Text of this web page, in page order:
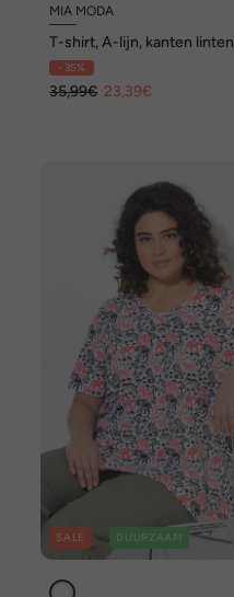
MIA MODA
T-shirt, A-lijn, kanten linten
- 35%
35,99€ 23,39€
SALE DUURZAAM